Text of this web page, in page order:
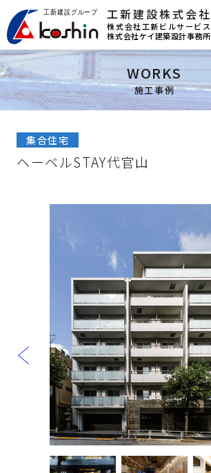
工新建設株式会社
株式会社工新ビルサービス
株式会社ケイ建築設計事務所
WORKS
施工事例
集合住宅
ヘーベルSTAY代官山